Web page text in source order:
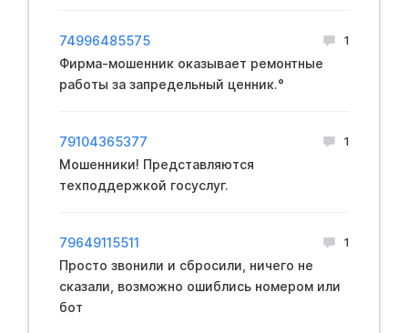
74996485575 1
Фирма-мошенник оказывает ремонтные
работы за запредельный ценник.°
79104365377 1
Мошенники! Представляются
техподдержкой госуслуг.
79649115511 1
Просто звонили и сбросили, ничего не
сказали, возможно ошиблись номером или
бот